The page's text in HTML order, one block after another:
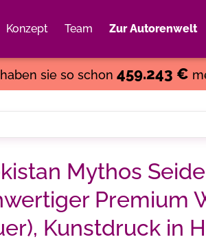
Konzept Team Zur Autorenwelt
sie so schon 459.243 €
Mythos
Premium
Kunstdruck in